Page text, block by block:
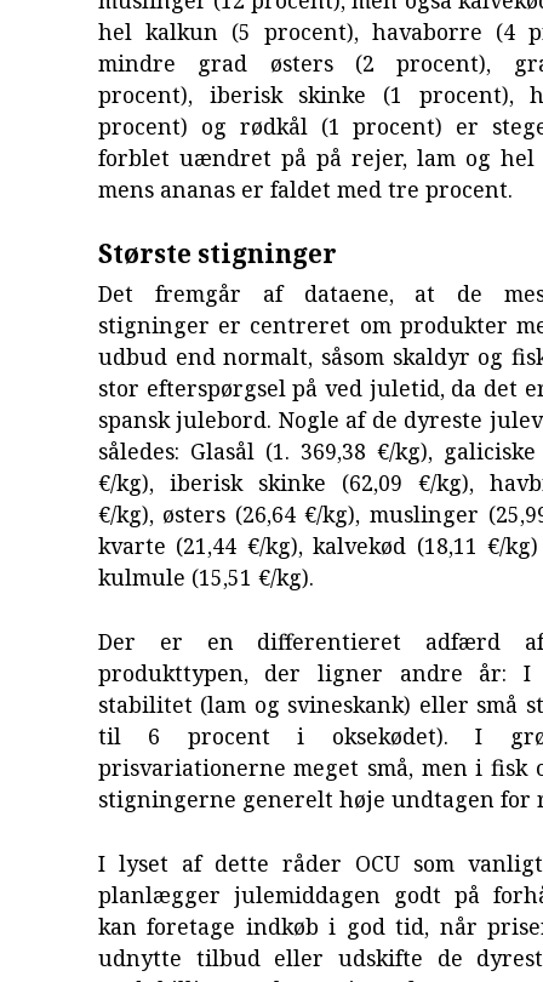
hel kalkun (5 procent), havaborre (4
mindre grad østers (2 procent),
procent), iberisk skinke (1 procent),
procent) og rødkål (1 procent) er
forblet uændret på på rejer, lam og
mens ananas er faldet med tre procent.
Største stigninger
Det fremgår af dataene, at de
stigninger er centreret om produkter
udbud end normalt, såsom skaldyr og
stor efterspørgsel på ved juletid, da det
spansk julebord. Nogle af de dyreste
således: Glasål (1. 369,38 €/kg),
€/kg), iberisk skinke (62,09 €/kg),
€/kg), østers (26,64 €/kg), muslinger
kvarte (21,44 €/kg), kalvekød (18,11 €/
kulmule (15,51 €/kg).
Der er en differentieret adfærd
produkttypen, der ligner andre år:
stabilitet (lam og svineskank) eller små
til 6 procent i oksekødet). I
prisvariationerne meget små, men i fisk
stigningerne generelt høje undtagen for
I lyset af dette råder OCU som
planlægger julemiddagen godt på
kan foretage indkøb i god tid, når
udnytte tilbud eller udskifte de